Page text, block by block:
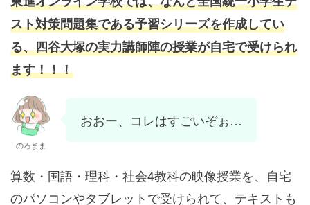
スト対策問題集である予習シリーズを作成してい
る、四谷大塚の実力講師陣の授業が自宅で受けられ
ます！！！
のろまま
おおー、コレはすごいぞぉ…
算数・国語・理科・社会4教科の映像授業を、自宅
のパソコンやタブレットで受けられて、テキストも